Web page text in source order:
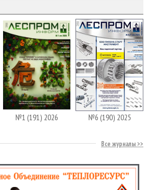
№1 (191) 2026 №6 (190) 2025
Все журналы